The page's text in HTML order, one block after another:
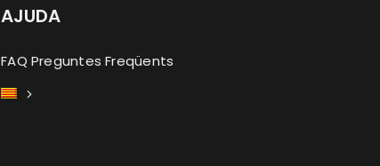
AJUDA
FAQ Preguntes Freqüents